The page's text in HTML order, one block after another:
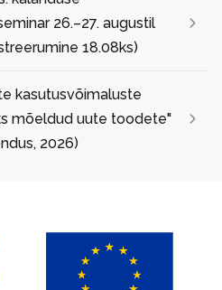
26.–27. augustil
18.08ks)
kasutusvõimaluste
mõeldud uute toodete"
2026)